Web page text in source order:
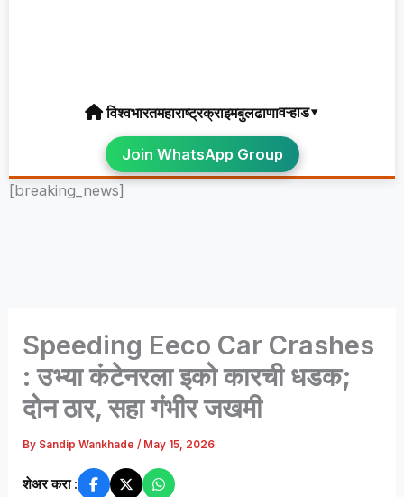
विश्वभारतमहाराष्ट्रक्राइमबुलढाणावऱ्हाड▾
Join WhatsApp Group
[breaking_news]
Speeding Eeco Car Crashes
: उभ्या कंटेनरला इको कारची धडक;
दोन ठार, सहा गंभीर जखमी
By Sandip Wankhade/ May 15, 2026
शेअर करा :